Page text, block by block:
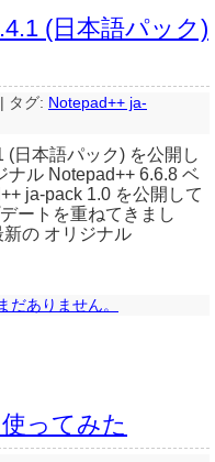
(日本語パック)
| タグ: Notepad++ ja-
(日本語パック) を公開し
ナル Notepad++ 6.6.8 ベ
ja-pack 1.0 を公開して
ートを重ねてきまし
の オリジナル
だありません。
ってみた